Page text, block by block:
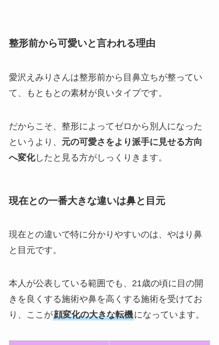
整形前から可愛いと言われる理由
愛沢えみりさんは整形前から目鼻立ちが整ってい
て、もともとの素材が良いタイプです。
だからこそ、整形によってゼロから別人になった
というより、 元の可愛さをより派手に見せる方向
へ変化したと見る方がしっくりきます。
現在との一番大きな違いは鼻と目元
現在との違いで特に分かりやすいのは、やはり鼻
と目元です。
本人が公表している範囲でも、21歳の頃に目の開
きを良くする施術や鼻を高くする施術を受けてお
り、ここが顔変化の大きな転機になっています。